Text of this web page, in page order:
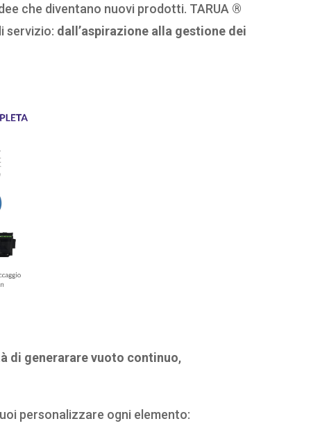
che diventano nuovi prodotti. TARUA ®
servizio: dall’aspirazione alla gestione dei
di generarare vuoto continuo,
personalizzare ogni elemento: